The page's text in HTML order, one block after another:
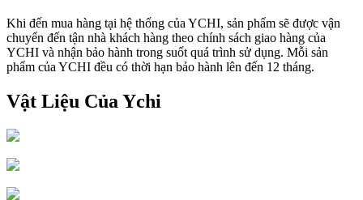
Khi đến mua hàng tại hệ thống của YCHI, sản phẩm sẽ được vận
chuyển đến tận nhà khách hàng theo chính sách giao hàng của
YCHI và nhận bảo hành trong suốt quá trình sử dụng. Mỗi sản
phẩm của YCHI đều có thời hạn bảo hành lên đến 12 tháng.
Vật Liệu Của Ychi